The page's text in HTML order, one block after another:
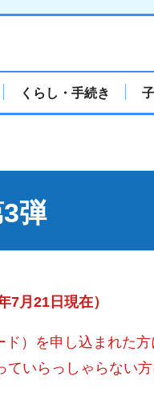
くらし・手続き
弾
7月21日現在）
）を申し込まれた
いらっしゃらない